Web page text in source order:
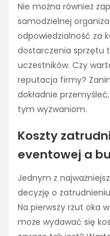
Nie można również
samodzielnej
odpowiedzialność za
dostarczenia sprzętu
uczestników. Czy
reputacja firmy?
dokładnie
tym wyzwaniom.
Koszty
eventowej a
Jednym z
decyzję o zatrudnieniu
Na pierwszy rzut oka
może wydawać się